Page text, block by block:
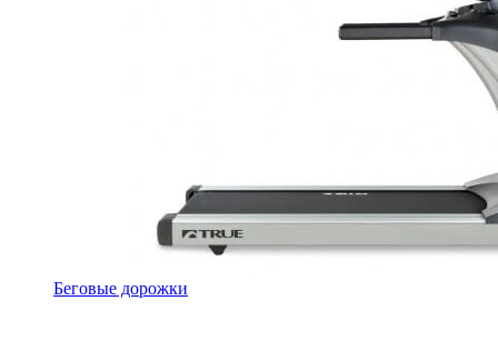
Беговые дорожки